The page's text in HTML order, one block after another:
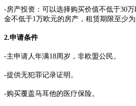
-房产投资：可以选择购买价值不低于30
金不低于1万欧元的房产，租赁期限至少为
2.申请条件
-主申请人年满18周岁，非欧盟公民。
-提供无犯罪记录证明。
-购买覆盖马耳他的医疗保险。